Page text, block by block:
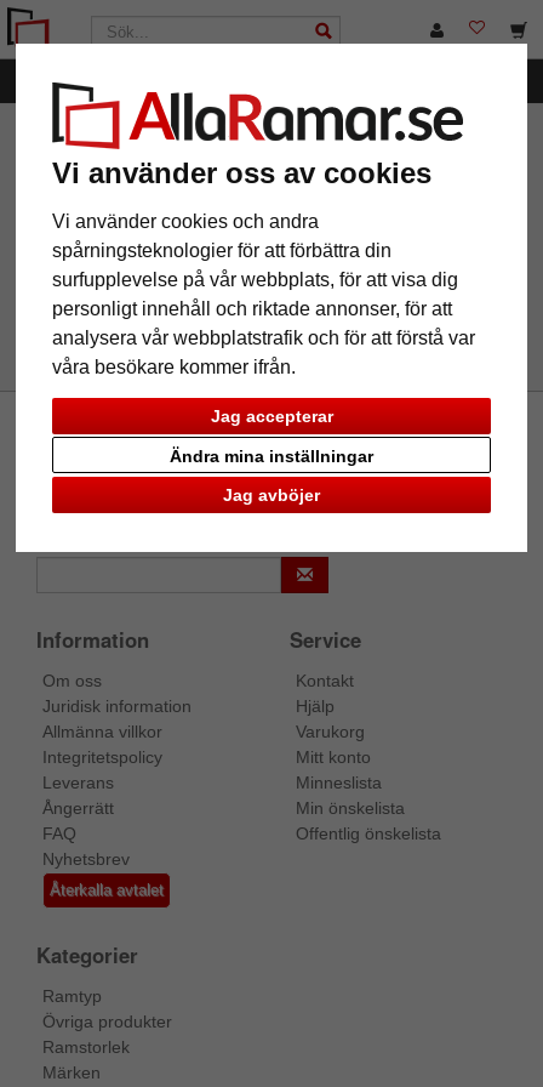
Vi använder oss av cookies
Vi använder cookies och andra
spårningsteknologier för att förbättra din
surfupplevelse på vår webbplats, för att visa dig
personligt innehåll och riktade annonser, för att
analysera vår webbplatstrafik och för att förstå var
våra besökare kommer ifrån.
Jag accepterar
Jag avböjer
Ändra mina inställningar
AllaRamar.se Märken Woodie
Filter: Produkttyp:
passepartout
Återställ alla filter
Produkttyp: passepartout
Om du vill ta del av vårt nyhetsbrev, vänligen skriv in din
Information
Om oss
Juridisk information
Allmänna villkor
Integritetspolicy
Leverans
Ångerrätt
FAQ
Nyhetsbrev
Återkalla avtalet
Service
Kontakt
Hjälp
Varukorg
Mitt konto
Minneslista
Min önskelista
Offentlig önskelista
Kategorier
Ramtyp
Övriga produkter
Ramstorlek
Märken